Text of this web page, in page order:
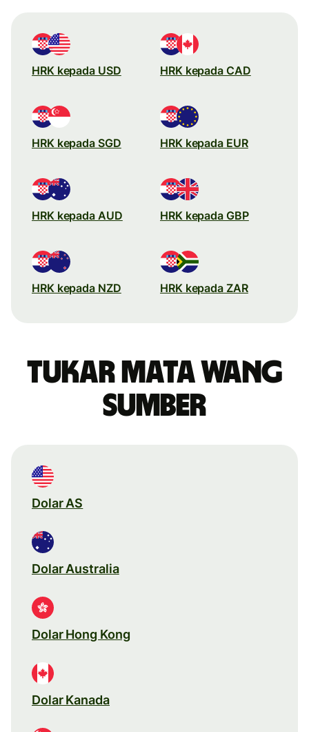
HRK kepada USD HRK kepada CAD
HRK kepada SGD HRK kepada EUR
HRK kepada AUD HRK kepada GBP
HRK kepada NZD HRK kepada ZAR
Tukar mata wang
sumber
Dolar AS
Dolar Australia
Dolar Hong Kong
Dolar Kanada